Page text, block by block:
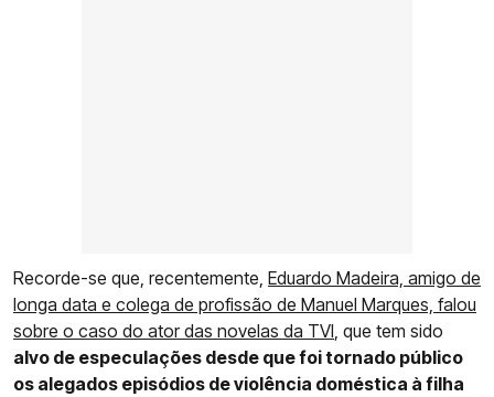
Recorde-se que, recentemente, Eduardo Madeira, amigo de
longa data e colega de profissão de Manuel Marques, falou
sobre o caso do ator das novelas da TVI, que tem sido
alvo de especulações desde que foi tornado público
os alegados episódios de violência doméstica à filha